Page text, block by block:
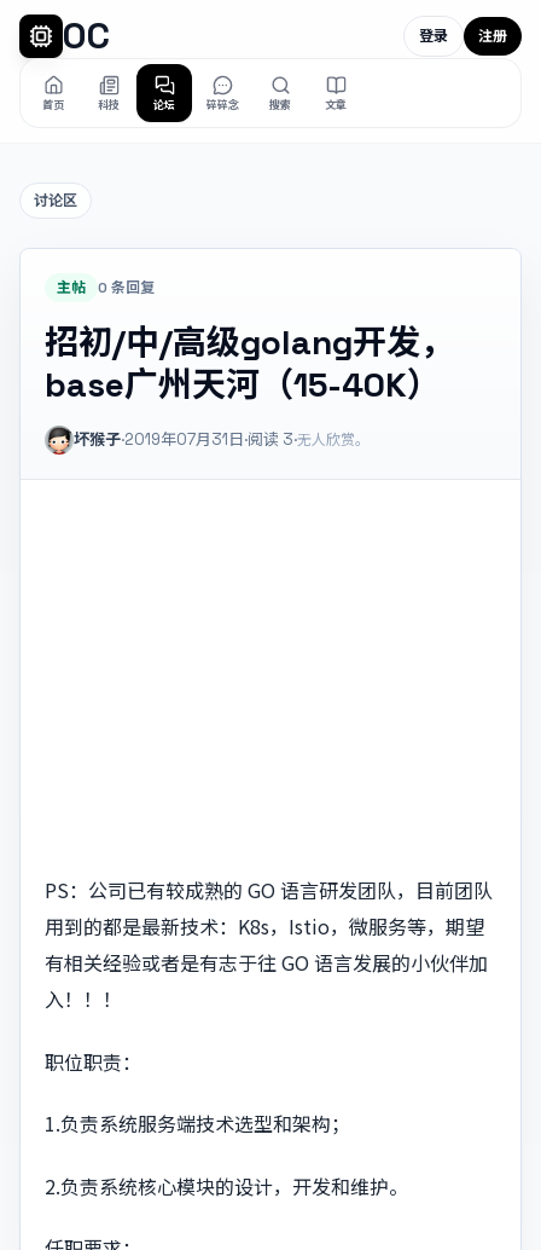
OC
首页 科技 论坛 碎碎念 搜索 文章
登录 注册
讨论区
主帖 0 条回复
招初/中/高级golang开发，
base广州天河（15-40K）
坏猴子·2019年07月31日·阅读 3·无人欣赏。
PS：公司已有较成熟的 GO 语言研发团队，目前团队
用到的都是最新技术：K8s，Istio，微服务等，期望
有相关经验或者是有志于往 GO 语言发展的小伙伴加
入！！！
职位职责：
1.负责系统服务端技术选型和架构；
2.负责系统核心模块的设计，开发和维护。